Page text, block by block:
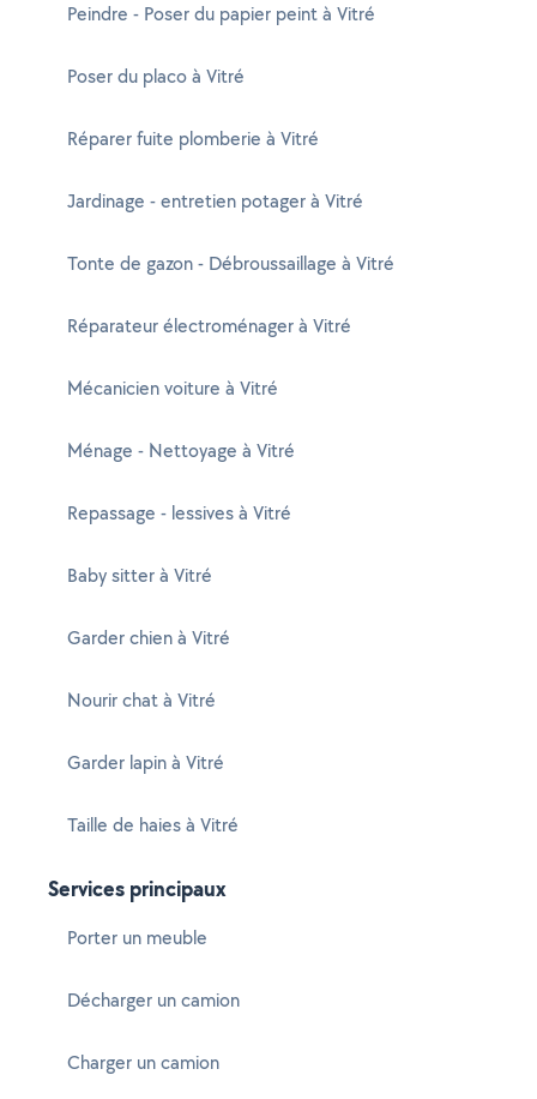
Peindre - Poser du papier peint à Vitré
Poser du placo à Vitré
Réparer fuite plomberie à Vitré
Jardinage - entretien potager à Vitré
Tonte de gazon - Débroussaillage à Vitré
Réparateur électroménager à Vitré
Mécanicien voiture à Vitré
Ménage - Nettoyage à Vitré
Repassage - lessives à Vitré
Baby sitter à Vitré
Garder chien à Vitré
Nourir chat à Vitré
Garder lapin à Vitré
Taille de haies à Vitré
Services principaux
Porter un meuble
Décharger un camion
Charger un camion